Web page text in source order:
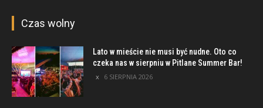
Czas wolny
Lato w mieście nie musi być nudne. Oto co
czeka nas w sierpniu w Pitlane Summer Bar!
6 SIERPNIA 2026